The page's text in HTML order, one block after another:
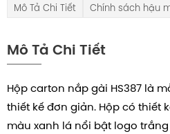
Mô Tả Chi Tiết Chính sách hậu
Mô Tả Chi Tiết
Hộp carton nắp gài HS387 là
thiết kế đơn giản. Hộp có thiết
màu xanh lá nổi bật logo